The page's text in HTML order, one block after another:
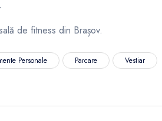
de fitness din Brașov.
Personale Parcare
Vestiar